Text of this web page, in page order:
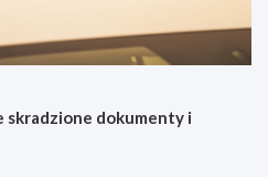
skradzione dokumenty i